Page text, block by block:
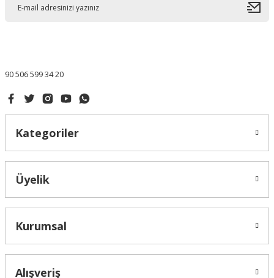
90 506 599 34 20
Kategoriler
Üyelik
Kurumsal
Alışveriş